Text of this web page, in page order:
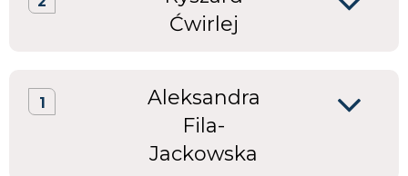
Ćwirlej
1
Aleksandra
Fila-
Jackowska